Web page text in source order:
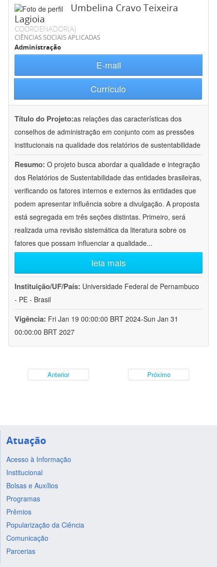
Umbelina Cravo Teixeira
Lagioia
COORDENADOR(A)
CIÊNCIAS SOCIAIS APLICADAS
Administração
E-mail
Currículo
Título do Projeto:as relações das características dos
conselhos de administração em conjunto com as pressões
institucionais na qualidade dos relatórios de sustentabilidade
Resumo: O projeto busca abordar a qualidade e integração
dos Relatórios de Sustentabilidade das entidades brasileiras,
verificando os fatores internos e externos às entidades que
podem apresentar influência sobre a divulgação. A proposta
está segregada em três seções distintas. Primeiro, será
realizada uma revisão sistemática da literatura sobre os
fatores que possam influenciar a qualidade...
leia mais
Instituição/UF/País: Universidade Federal de Pernambuco
- PE - Brasil
Vigência: Fri Jan 19 00:00:00 BRT 2024-Sun Jan 31
00:00:00 BRT 2027
Anterior Próximo
Atuação
Acesso à Informação
Institucional
Bolsas e Auxílios
Programas
Prêmios
Popularização da Ciência
Comunicação
Parcerias